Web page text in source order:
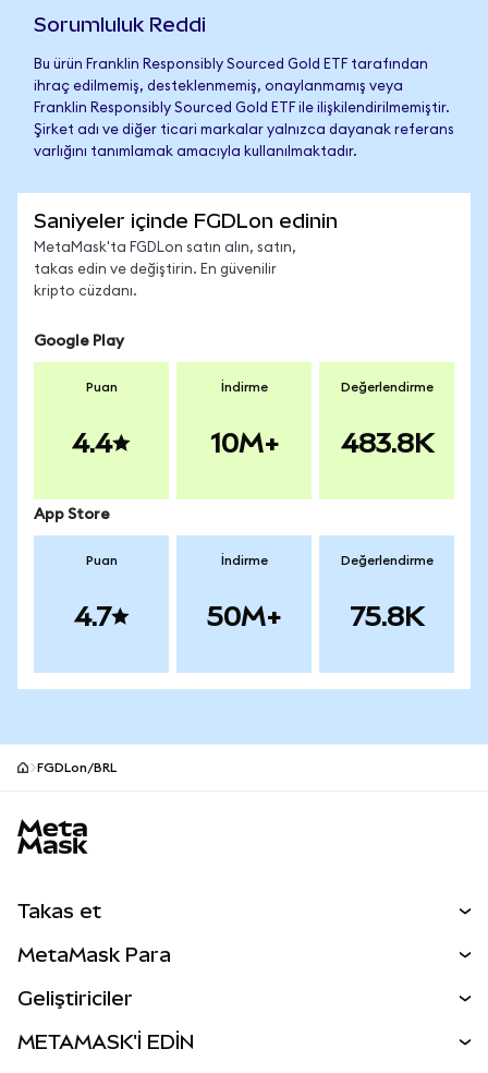
Sorumluluk Reddi
Bu ürün Franklin Responsibly Sourced Gold ETF tarafından
ihraç edilmemiş, desteklenmemiş, onaylanmamış veya
Franklin Responsibly Sourced Gold ETF ile ilişkilendirilmemiştir.
Şirket adı ve diğer ticari markalar yalnızca dayanak referans
varlığını tanımlamak amacıyla kullanılmaktadır.
Saniyeler içinde FGDLon edinin
MetaMask'ta FGDLon satın alın, satın,
takas edin ve değiştirin. En güvenilir
kripto cüzdanı.
Google Play
Puan
4.4
İndirme
10M+
Değerlendirme
483.8K
App Store
Puan
4.7
İndirme
50M+
Değerlendirme
75.8K
FGDLon/BRL
Takas et
Perps
RWA'lar
MetaMask Para
Geliştiriciler
METAMASK'İ EDİN